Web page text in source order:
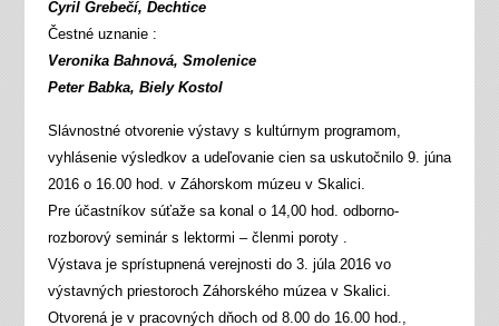
Cyril Grebečí, Dechtice
Čestné uznanie :
Veronika Bahnová, Smolenice
Peter Babka, Biely Kostol
Slávnostné otvorenie výstavy s kultúrnym programom,
vyhlásenie výsledkov a udeľovanie cien sa uskutočnilo 9. júna
2016 o 16.00 hod. v Záhorskom múzeu v Skalici.
Pre účastníkov súťaže sa konal o 14,00 hod. odborno-
rozborový seminár s lektormi – členmi poroty .
Výstava je sprístupnená verejnosti do 3. júla 2016 vo
výstavných priestoroch Záhorského múzea v Skalici.
Otvorená je v pracovných dňoch od 8.00 do 16.00 hod.,